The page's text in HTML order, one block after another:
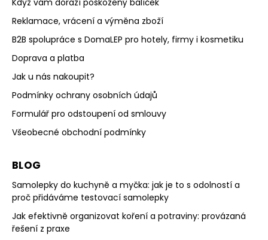
Reklamace, vrácení a výměna zboží
B2B spolupráce s DomaLEP pro hotely, firmy i kosmetiku
Doprava a platba
Jak u nás nakoupit?
Podmínky ochrany osobních údajů
Formulář pro odstoupení od smlouvy
Všeobecné obchodní podmínky
BLOG
Samolepky do kuchyně a myčka: jak je to s odolností a
proč přidáváme testovací samolepky
Jak efektivně organizovat koření a potraviny: provázaná
řešení z praxe